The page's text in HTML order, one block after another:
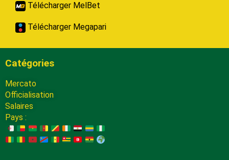
Télécharger MelBet
Télécharger Megapari
Catégories
Mercato
Officialisation
Salaires
Pays :